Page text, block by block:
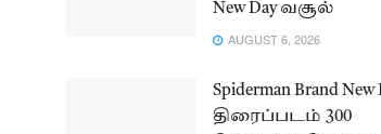
New Day வசூல்
AUGUST 6, 2026
Spiderman Brand New
திரைப்படம் 300